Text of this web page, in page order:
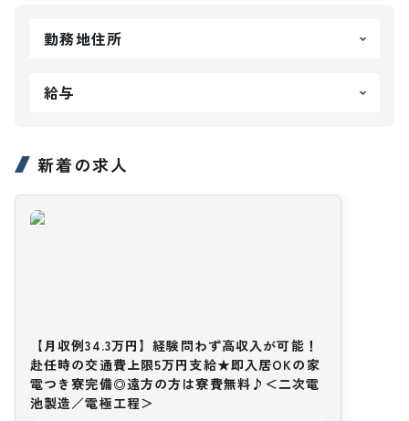
勤務地住所
給与
新着の求人
【月収例34.3万円】経験問わず高収入が可能！
赴任時の交通費上限5万円支給★即入居OKの家
電つき寮完備◎遠方の方は寮費無料♪＜二次電
池製造／電極工程＞